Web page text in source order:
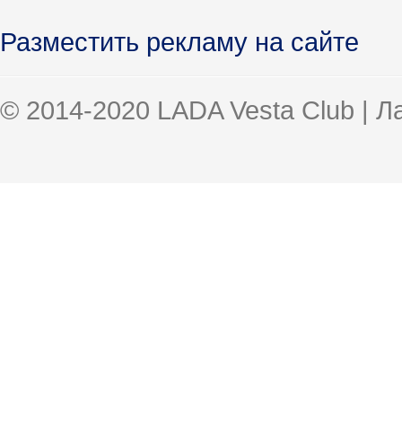
Разместить рекламу на сайте
© 2014-2020 LADA Vesta Club |